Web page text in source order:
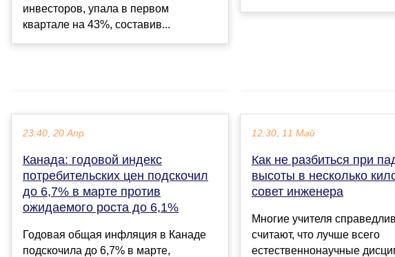
инвесторов, упала в первом
квартале на 43%, составив...
23:40, 20 Апр
Канада: годовой индекс
потребительских цен подскочил
до 6,7% в марте против
ожидаемого роста до 6,1%
Годовая общая инфляция в Канаде
подскочила до 6,7% в марте,
12:30, 11 Май
Как не разбиться при
высоты в несколько
совет инженера
Многие учителя
считают, что лучше всего
естественнонаучные